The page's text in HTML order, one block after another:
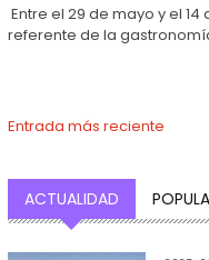
Entre el 29 de mayo y el
referente de la
Entrada más reciente
ACTUALIDAD